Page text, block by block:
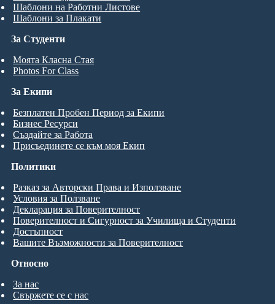
За Студенти
Моята Класна Стая
Photos For Class
Шаблони на Работни Листове
Шаблони за Плакати
За Екипи
Безплатен Пробен Период за Екипи
Бизнес Ресурси
Създайте за Работа
Присъединете се към моя Екип
Относно
За нас
Свържете се с нас
Политики
Разказ за Авторски Права и Използване
Условия за Ползване
Декларация за Поверителност
Поверителност и Сигурност за Училища и Студенти
Достъпност
Вашите Възможности за Поверителност